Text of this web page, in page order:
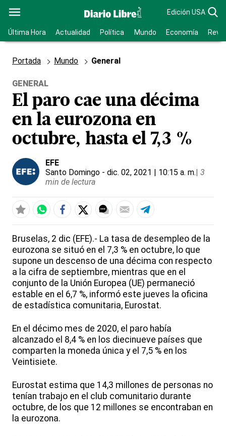
Edición USA
Última Hora Actualidad Política Mundo Economía
Portada Mundo General
GENERAL
El paro cae una décima
en la eurozona en
octubre, hasta el 7,3 %
EFE
Santo Domingo - dic. 02, 2021 | 10:15 a. m.| 3
min de lectura
Bruselas, 2 dic (EFE).- La tasa de desempleo de la
eurozona se situó en el 7,3 % en octubre, lo que
supone un descenso de una décima con respecto
a la cifra de septiembre, mientras que en el
conjunto de la Unión Europea (UE) permaneció
estable en el 6,7 %, informó este jueves la oficina
de estadística comunitaria, Eurostat.
En el décimo mes de 2020, el paro había
alcanzado el 8,4 % en los diecinueve países que
comparten la moneda única y el 7,5 % en los
Veintisiete.
Eurostat estima que 14,3 millones de personas no
tenían trabajo en el club comunitario durante
octubre, de los que 12 millones se encontraban en
la eurozona.